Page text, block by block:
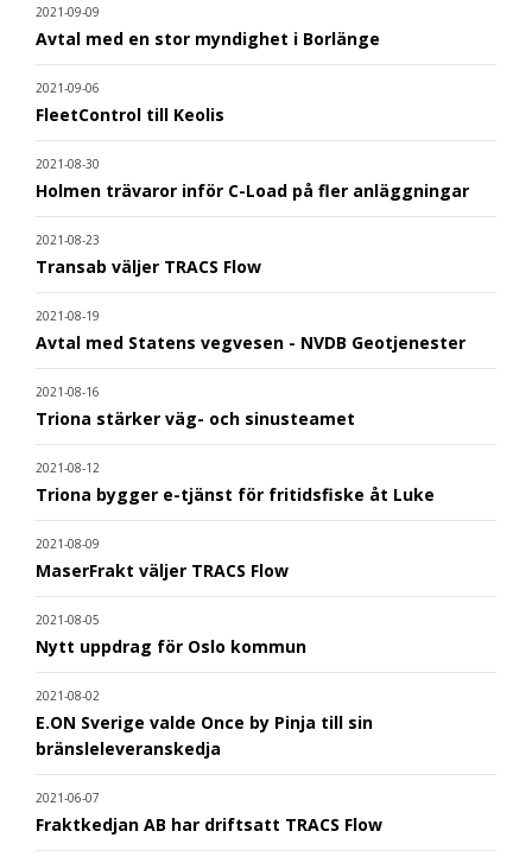
2021-09-09
Avtal med en stor myndighet i Borlänge
2021-09-06
FleetControl till Keolis
2021-08-30
Holmen trävaror inför C-Load på fler anläggningar
2021-08-23
Transab väljer TRACS Flow
2021-08-19
Avtal med Statens vegvesen - NVDB Geotjenester
2021-08-16
Triona stärker väg- och sinusteamet
2021-08-12
Triona bygger e-tjänst för fritidsfiske åt Luke
2021-08-09
MaserFrakt väljer TRACS Flow
2021-08-05
Nytt uppdrag för Oslo kommun
2021-08-02
E.ON Sverige valde Once by Pinja till sin
bränsleleveranskedja
2021-06-07
Fraktkedjan AB har driftsatt TRACS Flow